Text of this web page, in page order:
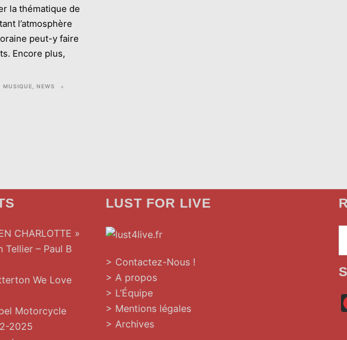
la thématique de
l’atmosphère
peut-y faire
Encore plus,
MUSIQUE
NEWS
CHARLOTTE »
Tellier – Paul B
We Love
Motorcycle
2025
LUST FOR LIVE
> Contactez-Nous !
> A propos
> L’Équipe
> Mentions légales
> Archives